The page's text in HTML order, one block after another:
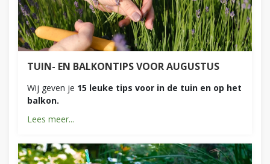
TUIN- EN BALKONTIPS VOOR AUGUSTUS
Wij geven je 15 leuke tips voor in de tuin en op het
balkon.
Lees meer...